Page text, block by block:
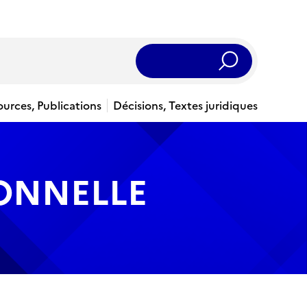
Rechercher
Publications
Décisions, Textes juridiques